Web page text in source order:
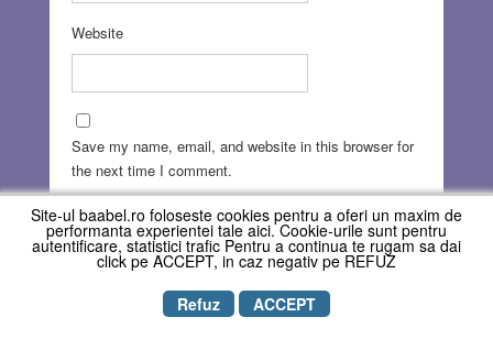
Website
Save my name, email, and website in this browser for
the next time I comment.
Copyright © REVISTA BAABEL
Site-ul baabel.ro foloseste cookies pentru a oferi un maxim de
performanta experientei tale aici. Cookie-urile sunt pentru
autentificare, statistici trafic Pentru a continua te rugam sa dai
click pe ACCEPT, in caz negativ pe REFUZ
Refuz
ACCEPT